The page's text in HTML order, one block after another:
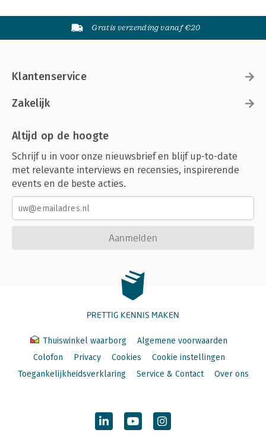
Gratis verzending vanaf €20
Klantenservice
Zakelijk
Altijd op de hoogte
Schrijf u in voor onze nieuwsbrief en blijf up-to-date
met relevante interviews en recensies, inspirerende
events en de beste acties.
Aanmelden
PRETTIG KENNIS MAKEN
Thuiswinkel waarborg
Algemene voorwaarden
Colofon
Privacy Cookies
Cookie instellingen
Toegankelijkheidsverklaring
Service & Contact Over ons